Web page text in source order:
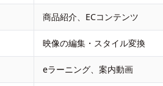
商品紹介、ECコンテンツ
映像の編集・スタイル変換
eラーニング、案内動画